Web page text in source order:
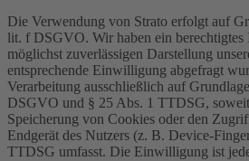
Die Verwendung von Strato erfolgt auf
lit. f DSGVO. Wir haben ein berechtigtes
möglichst zuverlässigen Darstellung
entsprechende Einwilligung abgefragt
Verarbeitung ausschließlich auf
DSGVO und § 25 Abs. 1 TTDSG,
Speicherung von Cookies oder den
Endgerät des Nutzers (z. B. Device-
TTDSG umfasst. Die Einwilligung ist